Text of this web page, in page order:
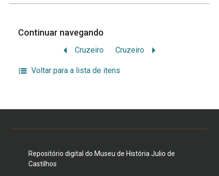
Continuar navegando
Cruzeiro Cruzeiro
Voltar para a lista de itens
Repositório digital do Museu de História Julio de
Castilhos